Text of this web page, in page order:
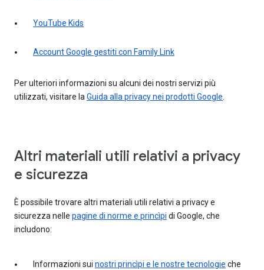
YouTube Kids
Account Google gestiti con Family Link
Per ulteriori informazioni su alcuni dei nostri servizi più
utilizzati, visitare laGuida alla privacy nei prodotti Google.
Altri materiali utili relativi a privacy
e sicurezza
È possibile trovare altri materiali utili relativi a privacy e
sicurezza nelle pagine di norme e princìpi di Google, che
includono:
Informazioni sui nostri princìpi e le nostre tecnologie che